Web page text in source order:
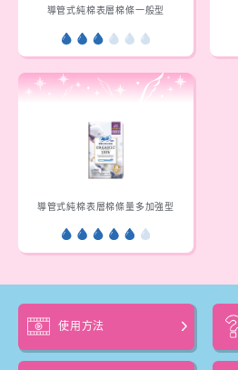
導管式純棉表層棉條一般型
導管式純棉表層棉條量多加強型
使用方法